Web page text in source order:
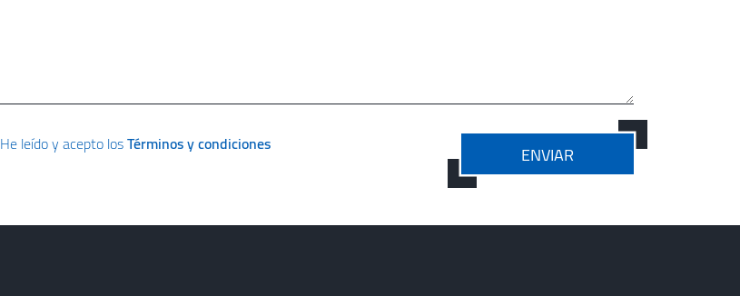
He leído y acepto losTérminos y condiciones ENVIAR